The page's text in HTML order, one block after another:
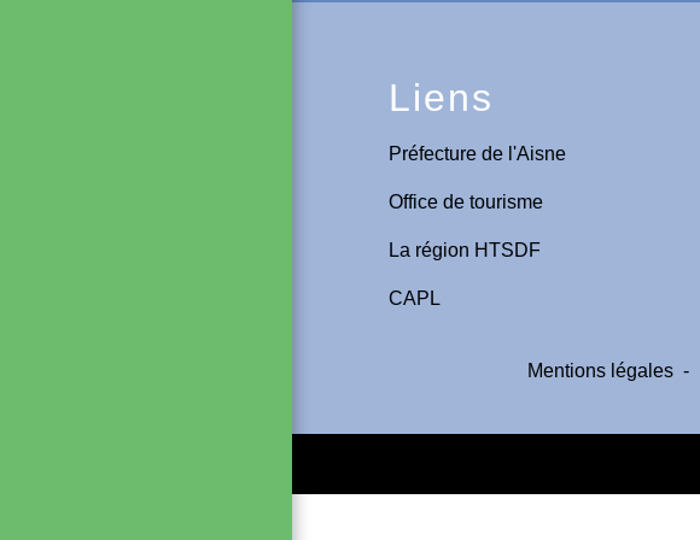
Liens
Préfecture de l'Aisne
Office de tourisme
La région HTSDF
CAPL
Mentions légales -